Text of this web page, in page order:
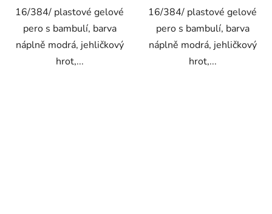
16/384/ plastové gelové
pero s bambulí, barva
náplně modrá, jehličkový
hrot,...
16/384/ plastové gelové
pero s bambulí, barva
náplně modrá, jehličkový
hrot,...